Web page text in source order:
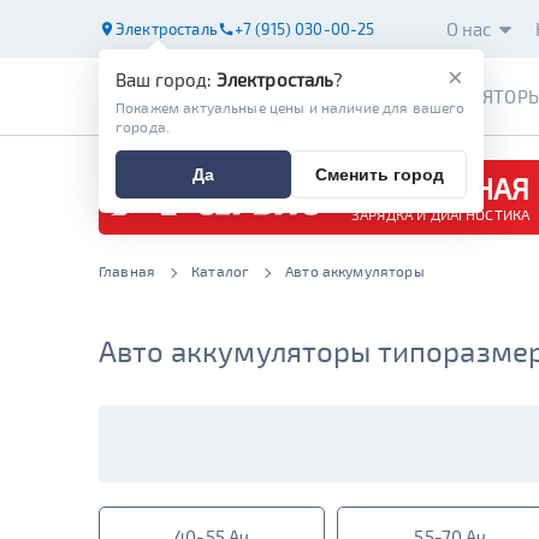
Электросталь +7 (915) 030-00-25 О нас
БЕСПЛАТНАЯ
ЗАРЯДКА И ДИАГНОСТИКА
Главная Каталог Авто аккумуляторы
Авто аккумуляторы
×
Ваш город: Электросталь?
Покажем актуальные цены и наличие для вашего
города.
Да Сменить город